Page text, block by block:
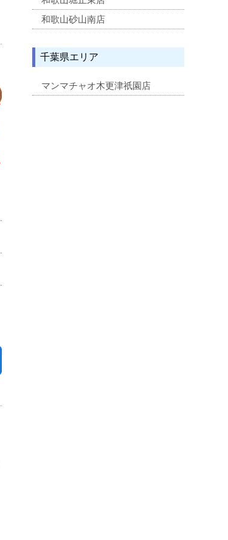
和歌山砂山南店
千葉県エリア
マンマチャオ木更津祇園店